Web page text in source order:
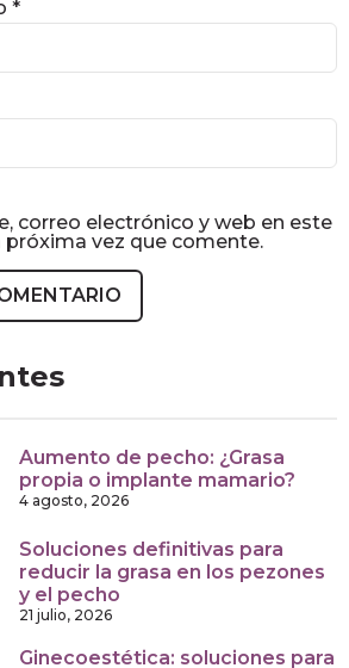
*
correo electrónico y web en este
próxima vez que comente.
Aumento de pecho: ¿Grasa
propia o implante mamario?
4 agosto, 2026
Soluciones definitivas para
reducir la grasa en los pezones
y el pecho
21 julio, 2026
Ginecoestética: soluciones para